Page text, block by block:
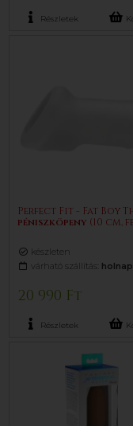
Részletek
Perfect Fit - Fat Boy
péniszköpeny (10 cm,
készleten
várható szállítás:
20 990 Ft
Részletek